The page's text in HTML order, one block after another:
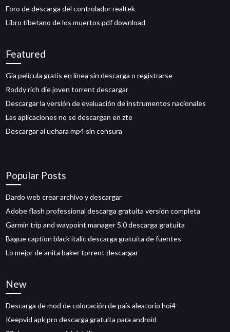
Foro de descarga del controlador realtek
Libro tibetano de los muertos pdf download
Featured
Gia película gratis en línea sin descarga o registrarse
Roddy rich die joven torrent descargar
Descargar la versión de evaluación de instrumentos nacionales
Las aplicaciones no se descargan en zte
Descargar ai uehara mp4 sin censura
Popular Posts
Dardo web crear archivo y descargar
Adobe flash professional descarga gratuita versión completa
Garmin trip and waypoint manager 5.0 descarga gratuita
Bague caption black italic descarga gratuita de fuentes
Lo mejor de anita baker torrent descargar
New
Descarga de mod de colocación de país aleatorio hoi4
Keepvid apk pro descarga gratuita para android